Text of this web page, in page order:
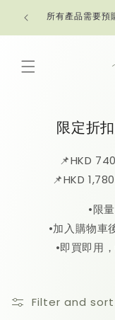
Skip to
content所有產品需要預
限定折
📌HKD
📌HKD
•限
•加入購物
•即買即用
Filter and sort